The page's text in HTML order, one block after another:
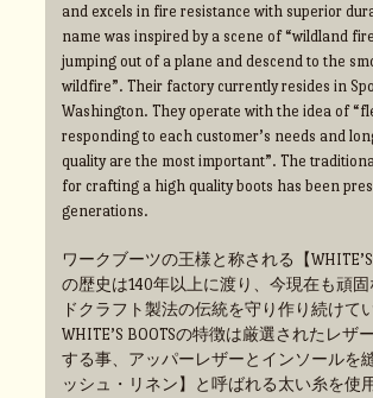
and excels in fire resistance with superior
name was inspired by a scene of “wildland
jumping out of a plane and descend to the
wildfire”. Their factory currently resides in
Washington. They operate with the idea of
responding to each customer’s needs and
quality are the most important”. The
for crafting a high quality boots has been
generations.
ワークブーツの王様と称される【WHITE’S
の歴史は140年以上に渡り、今現在も頑
ドクラフト製法の伝統を守り作り続けて
WHITE’S BOOTSの特徴は厳選されたレザ
する事、アッパーレザーとインソールを
ッシュ・リネン】と呼ばれる太い糸を使